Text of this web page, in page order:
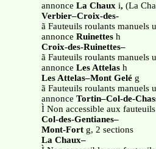
annonce La Chaux i, (La
Verbier–Croix-des-
ã Fauteuils roulants manuels
annonce Ruinettes h
Croix-des-Ruinettes–
ã Fauteuils roulants manuels
annonce Les Attelas h
Les Attelas–Mont Gelé g
ã Fauteuils roulants manuels
annonce Tortin–Col-de-
Ì Non accessible aux
Col-des-Gentianes–
Mont-Fort g, 2 sections
La Chaux–